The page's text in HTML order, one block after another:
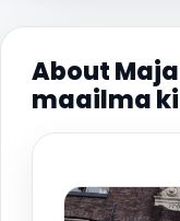
About
maailma